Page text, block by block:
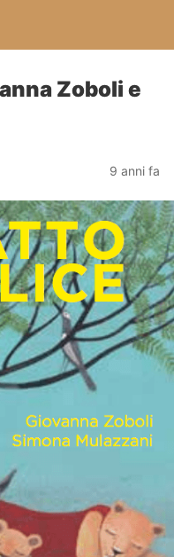
Zoboli e
9 anni fa